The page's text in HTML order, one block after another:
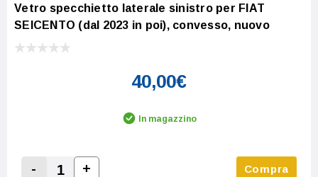
Vetro specchietto laterale sinistro per FIAT
SEICENTO (dal 2023 in poi), convesso, nuovo
40,00€
In magazzino
- + Compra